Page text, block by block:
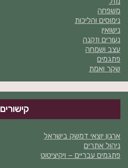
משפחה
נימוסים והליכות
נישואין
נעורים וזקנה
עצב ושמחה
פתגמים
שקר ואמת
קישורים
ארגון יוצאי דמשק בישראל
ניהול אתרים
פתגמים עבריים – ויקיציטוט